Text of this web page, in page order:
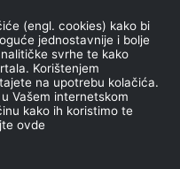
OBJAVA
(engl. cookies) kako bi
jednostavnije i bolje
svrhe te kako
Korištenjem
na upotrebu kolačića.
Vašem internetskom
kako ih koristimo te
ovde